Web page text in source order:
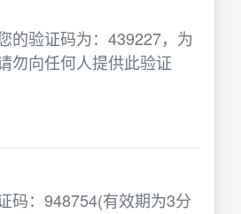
的验证码为：439227，为
勿向任何人提供此验证
码：948754(有效期为3分